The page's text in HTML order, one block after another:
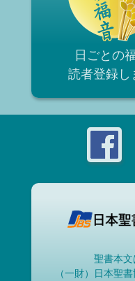
日ごとの
読者登録 し
聖書本文
（一財）日本聖